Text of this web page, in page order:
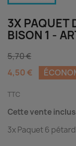
3X PAQUET
BISON 1 -
5,70 €
4,50 €
TTC
Cette vente
3x Paquet 6